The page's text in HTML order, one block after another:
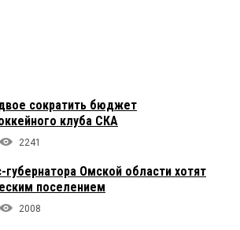
в другом филиале. Я думаю, политика —
из Газпрома, особенно в период
дел. Наверное зашел сейчас в свой
в Межрегионгазе, сел в кресло и
выдохнул: «Ну вот я снова и дома и
я уже больше никуда не пойду».
2021 в 08:04:
сократить бюджет
клуба СКА
2241
Омской области хотят
поселением
2008